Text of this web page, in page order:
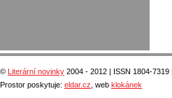
© Literární novinky 2004 - 2012 | ISSN 1804-7319 |
Prostor poskytuje: eldar.cz , web klokánek